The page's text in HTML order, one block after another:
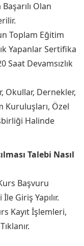
Olan
Toplam Eğitim
Yapanlar Sertifika
Saat Devamsızlık
Okullar, Dernekler,
Kuruluşları, Özel
Halinde
Talebi Nasıl
Başvuru
Giriş Yapılır.
Kayıt İşlemleri,